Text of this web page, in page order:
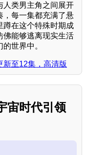
人类男主角之间展开
，每一集都充满了悬
蹲在这个特殊时期成
佛能够逃离现实生活
世界中。
新至12集，高清版
宙时代引领